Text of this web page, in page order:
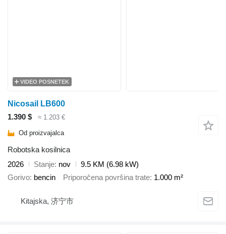
VIDEO POSNETEK
Nicosail LB600
1.390 $
≈ 1.203 €
Od proizvajalca
Robotska kosilnica
2026
Stanje nov
9.5 KM (6.98 kW)
Gorivo bencin Priporočena površina trate 1.000 m²
Kitajska, 济宁市